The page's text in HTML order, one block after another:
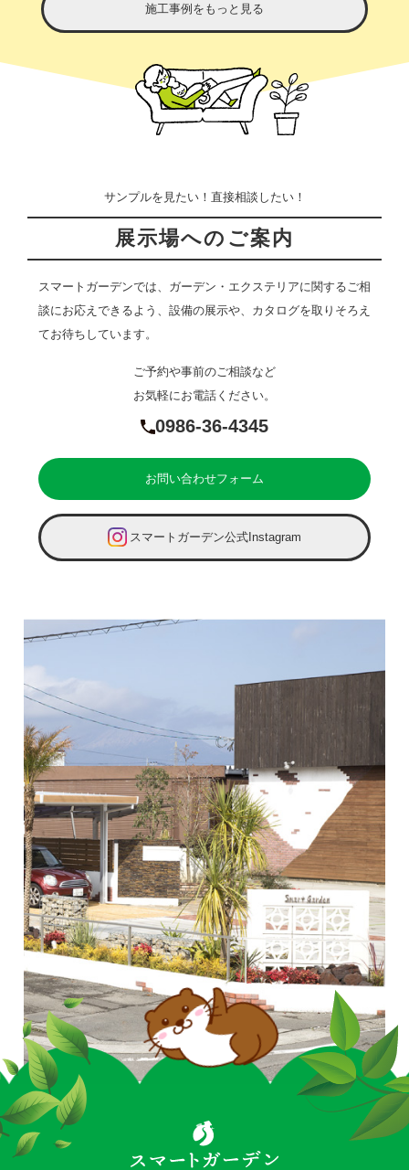
施工事例をもっと見る
サンプルを見たい！直接相談したい！
展示場へのご案内
スマートガーデンでは、ガーデン・エクステリアに関するご相
談にお応えできるよう、設備の展示や、カタログを取りそろえ
てお待ちしています。
ご予約や事前のご相談など
お気軽にお電話ください。
0986-36-4345
お問い合わせフォーム
スマートガーデン公式Instagram